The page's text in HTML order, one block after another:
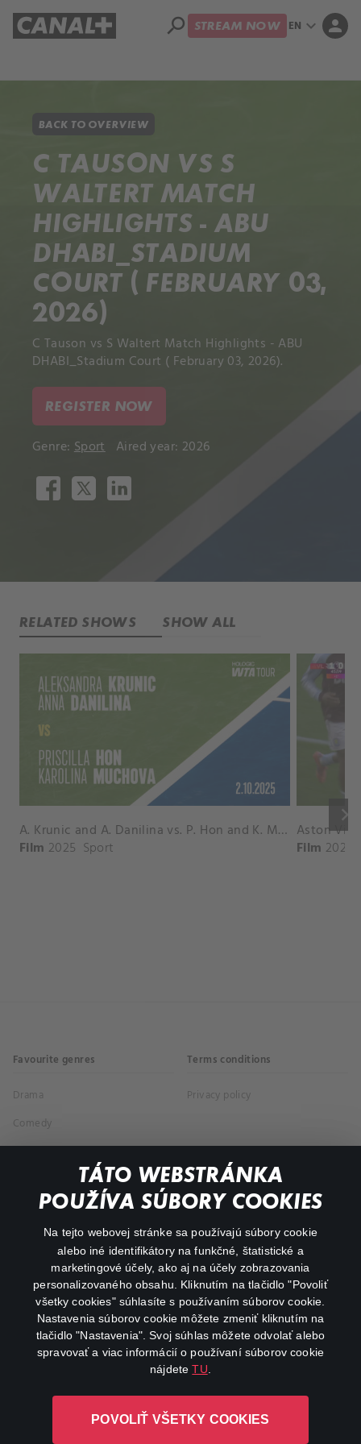
TÁTO WEBSTRÁNKA
POUŽÍVA SÚBORY COOKIES
Na tejto webovej stránke sa používajú súbory cookie
alebo iné identifikátory na funkčné, štatistické a
marketingové účely, ako aj na účely zobrazovania
personalizovaného obsahu. Kliknutím na tlačidlo "Povoliť
všetky cookies" súhlasíte s používaním súborov cookie.
Nastavenia súborov cookie môžete zmeniť kliknutím na
tlačidlo "Nastavenia". Svoj súhlas môžete odvolať alebo
spravovať a viac informácií o používaní súborov cookie
nájdeteTU
POVOLIŤ VŠETKY COOKIES
search STREAM NOW EN expand_more person
BACK TO OVERVIEW
C TAUSON VS S
WALTERT MATCH
HIGHLIGHTS - ABU
DHABI_STADIUM
COURT ( FEBRUARY 03,
2026)
C Tauson vs S Waltert Match Highlights - ABU
DHABI_Stadium Court ( February 03, 2026).
REGISTER NOW
Genre: Sport Aired year: 2026
RELATED SHOWS SHOW ALL
keyboard_arrow_right
A. Krunic and A. Danilina vs. P. Hon and K. Muchova Match Highlights - BEIJING_Capital Group Diamond ( October 02, 2025)
Film 2025 Sport Film 2026
Favourite genres
Drama
Comedy
Terms conditions
Privacy policy
My profile
Important links
Canal+ Luxembourg S. à r.l. so sídlom Rue Albert Borschette 4,